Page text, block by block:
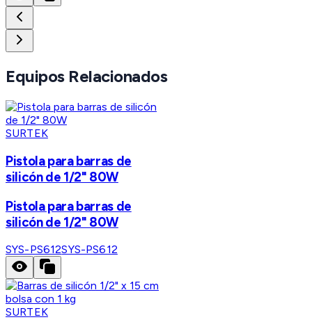
Equipos Relacionados
SURTEK
Pistola para barras de
silicón de 1/2" 80W
Pistola para barras de
silicón de 1/2" 80W
SYS-PS612SYS-PS612
SURTEK